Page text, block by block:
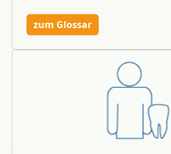
zum Glossar